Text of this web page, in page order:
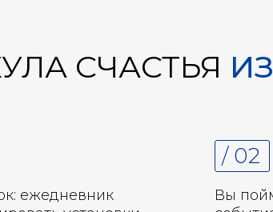
СЧАСТЬЯ
ежедневник
/ 02
Вы